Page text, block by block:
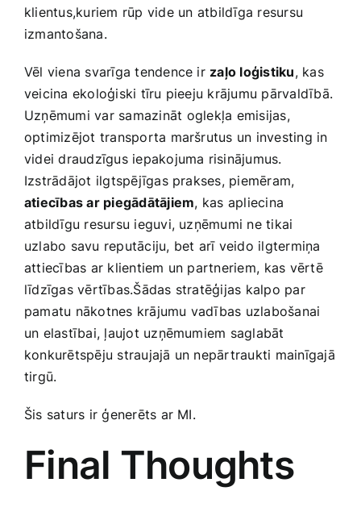
klientus,kuriem rūp vide un ⁤atbildīga resursu
izmantošana.
Vēl viena‍ svarīga tendence ir zaļo loģistiku, kas
veicina ekoloģiski tīru pieeju krājumu pārvaldībā.
Uzņēmumi var samazināt⁤ oglekļa emisijas,
optimizējot transporta​ maršrutus ​un investing in‌
videi draudzīgus iepakojuma risinājumus.⁢
Izstrādājot ilgtspējīgas prakses, piemēram,
atiecības ar piegādātājiem, kas⁤ apliecina
atbildīgu resursu ieguvi, uzņēmumi ne tikai
uzlabo savu reputāciju, bet ​arī veido ilgtermiņa
attiecības ar klientiem un partneriem, ⁣kas vērtē
līdzīgas vērtības.Šādas stratēģijas kalpo par
pamatu nākotnes krājumu vadības uzlabošanai
un elastībai, ļaujot uzņēmumiem saglabāt
konkurētspēju ‍straujajā un nepārtraukti mainīgajā
tirgū.
Šis saturs ir‌ ģenerēts ar MI.
Final Thoughts